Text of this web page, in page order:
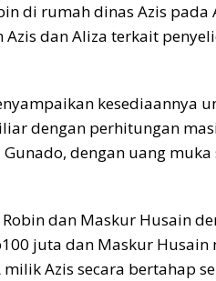
di rumah dinas Azis pada
dan Aliza terkait
kesediaannya
dengan perhitungan
dengan uang muka
dan Maskur Husain
juta dan Maskur Husain
Azis secara bertahap